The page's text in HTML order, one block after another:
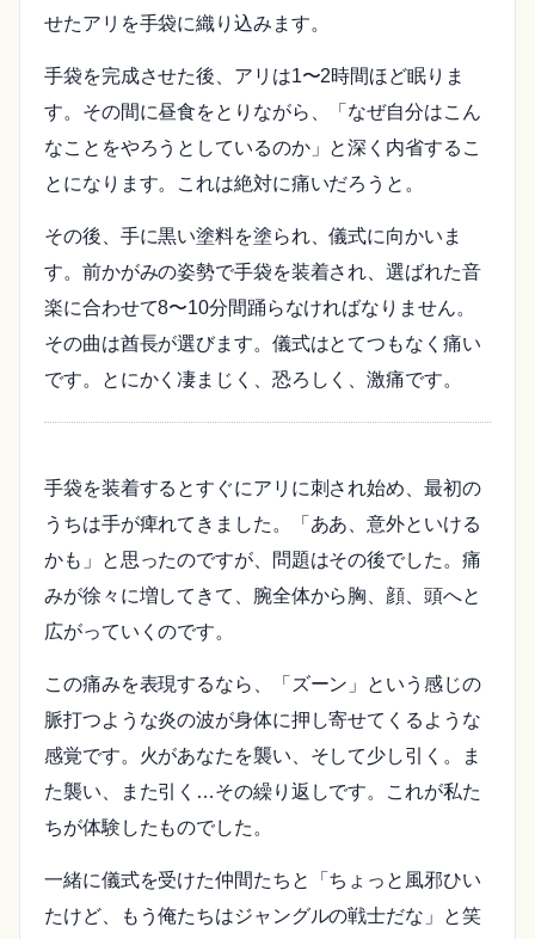
せたアリを手袋に織り込みます。
手袋を完成させた後、アリは1〜2時間ほど眠りま
す。その間に昼食をとりながら、「なぜ自分はこん
なことをやろうとしているのか」と深く内省するこ
とになります。これは絶対に痛いだろうと。
その後、手に黒い塗料を塗られ、儀式に向かいま
す。前かがみの姿勢で手袋を装着され、選ばれた音
楽に合わせて8〜10分間踊らなければなりません。
その曲は酋長が選びます。儀式はとてつもなく痛い
です。とにかく凄まじく、恐ろしく、激痛です。
手袋を装着するとすぐにアリに刺され始め、最初の
うちは手が痺れてきました。「ああ、意外といける
かも」と思ったのですが、問題はその後でした。痛
みが徐々に増してきて、腕全体から胸、顔、頭へと
広がっていくのです。
この痛みを表現するなら、「ズーン」という感じの
脈打つような炎の波が身体に押し寄せてくるような
感覚です。火があなたを襲い、そして少し引く。ま
た襲い、また引く…その繰り返しです。これが私た
ちが体験したものでした。
一緒に儀式を受けた仲間たちと「ちょっと風邪ひい
たけど、もう俺たちはジャングルの戦士だな」と笑